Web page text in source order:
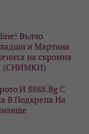
Вълчо
и Мартина
на скромна
(СНИМКИ)
И 8888.Bg С
В Подкрепа На